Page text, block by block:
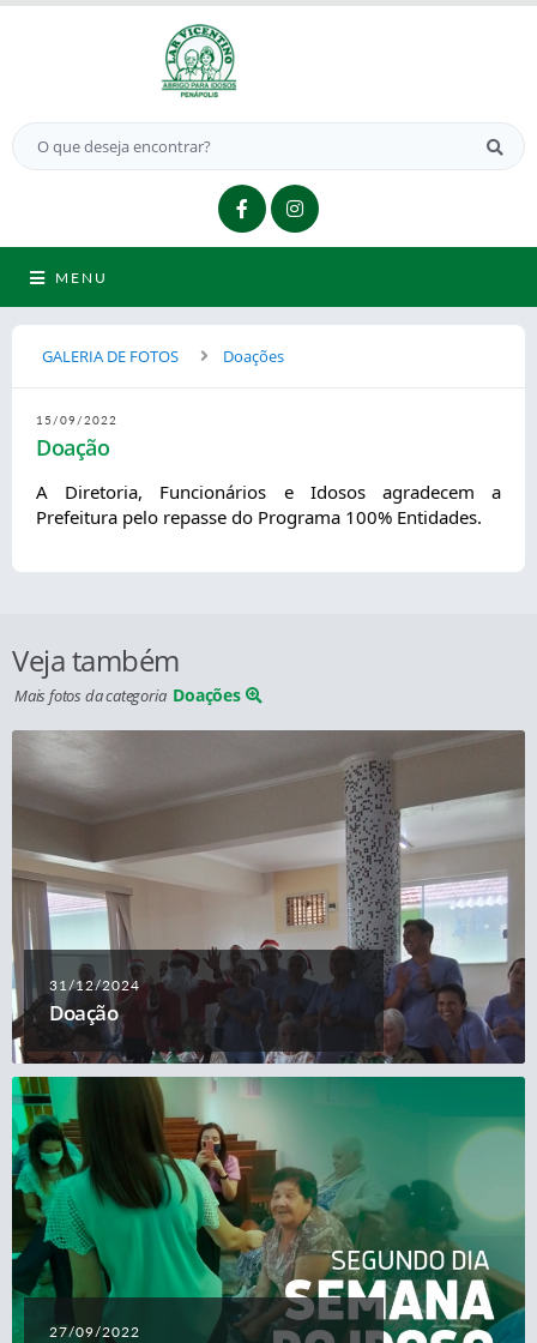
MENU
GALERIA DE FOTOS Doações
15/09/2022
Doação
A Diretoria, Funcionários e Idosos agradecem a
Prefeitura pelo repasse do Programa 100% Entidades.
Veja também
Mais fotos da categoria Doações
31/12/2024
Doação
27/09/2022